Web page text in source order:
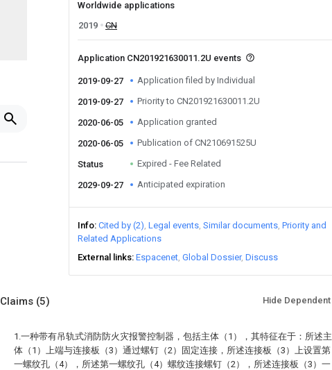
Worldwide applications
2019
CN
Application CN201921630011.2U events
2019-09-27 Application filed by Individual
2019-09-27 Priority to CN201921630011.2U
2020-06-05 Application granted
2020-06-05 Publication of CN210691525U
Status Expired - Fee Related
2029-09-27 Anticipated expiration
Info Cited by (2) Legal events Similar documents Priority and
Related Applications
External links Espacenet Global Dossier Discuss
Claims (5) Hide Dependent
1.一种带有吊轨式消防防火灾报警控制器，包括主体（1），其特征在于：所述主
体（1）上端与连接板（3）通过螺钉（2）固定连接，所述连接板（3）上设置第
一螺纹孔（4），所述第一螺纹孔（4）螺纹连接螺钉（2），所述连接板（3）一